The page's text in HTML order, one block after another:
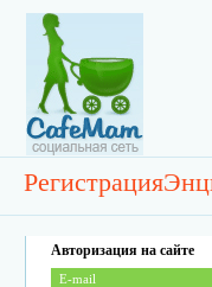
Регистрация
Авторизация на сайте